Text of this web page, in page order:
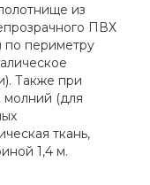
из
ПВХ
по периметру
Также при
молний (для
ткань,
1,4 м.